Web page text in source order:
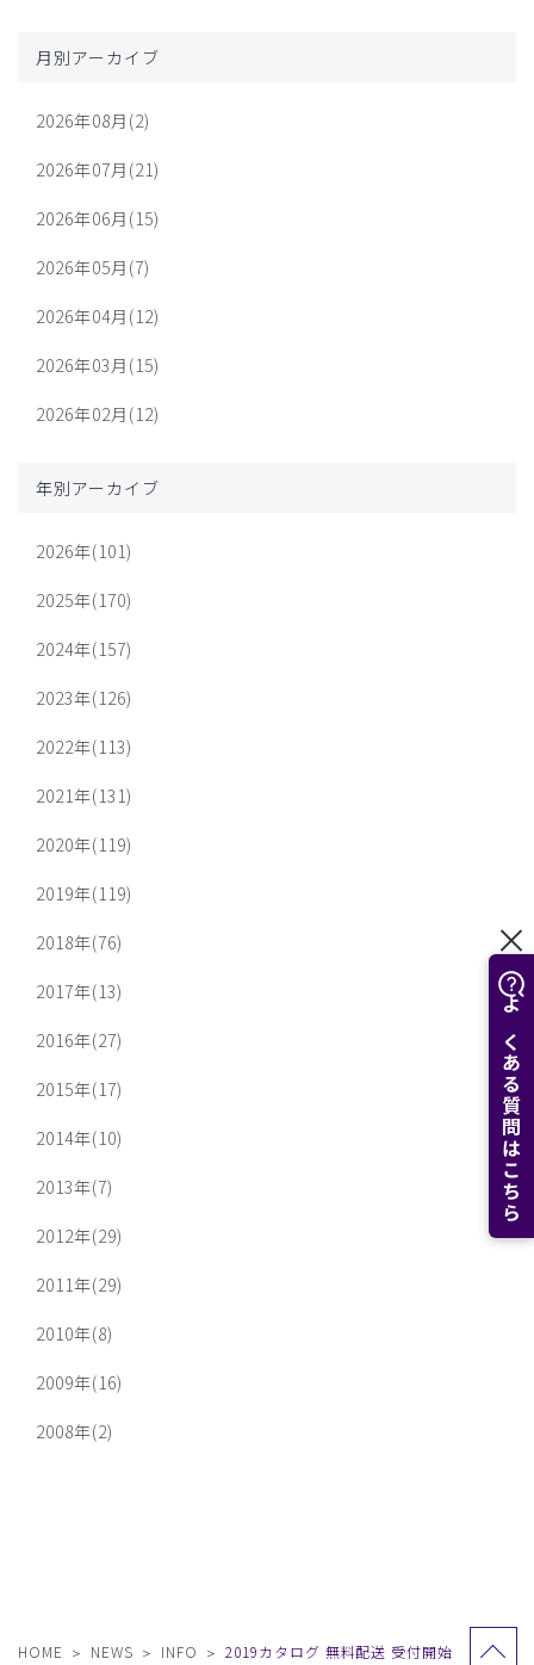
よくある質問はこちら
月別アーカイブ
2026年08月(2)
2026年07月(21)
2026年06月(15)
2026年05月(7)
2026年04月(12)
2026年03月(15)
2026年02月(12)
年別アーカイブ
2026年(101)
2025年(170)
2024年(157)
2023年(126)
2022年(113)
2021年(131)
2020年(119)
2019年(119)
2018年(76)
2017年(13)
2016年(27)
2015年(17)
2014年(10)
2013年(7)
2012年(29)
2011年(29)
2010年(8)
2009年(16)
2008年(2)
HOME NEWS INFO 2019カタログ 無料配送 受付開始